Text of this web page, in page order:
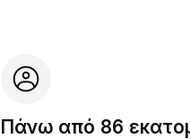
Πάνω από 86